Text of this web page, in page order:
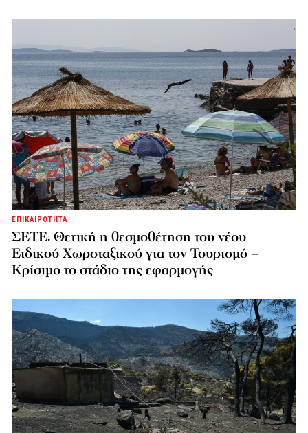
ΕΠΙΚΑΙΡΟΤΗΤΑ
ΣΕΤΕ: Θετική η θεσμοθέτηση του νέου
Ειδικού Χωροταξικού για τον Τουρισμό –
Κρίσιμο το στάδιο της εφαρμογής